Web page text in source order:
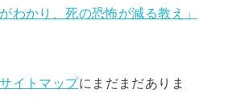
わかり、死の恐怖が減る教え」
サイトマップにまだまだありま